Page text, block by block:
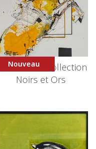
Nouveau
Courbette – Collection
Noirs et Ors